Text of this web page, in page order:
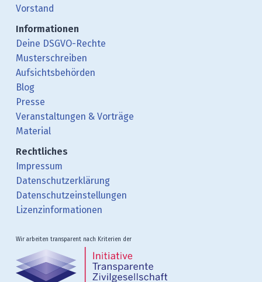
Vorstand
Informationen
Deine DSGVO-Rechte
Musterschreiben
Aufsichtsbehörden
Blog
Presse
Veranstaltungen & Vorträge
Material
Rechtliches
Impressum
Datenschutzerklärung
Datenschutzeinstellungen
Lizenzinformationen
Wir arbeiten transparent nach Kriterien der